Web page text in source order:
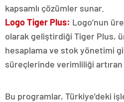
kapsamlı çözümler sunar.
Logo Tiger Plus: Logo’nun
olarak geliştirdiği Tiger Plus,
hesaplama ve stok yönetimi
süreçlerinde verimliliği
Bu programlar, Türkiye'deki